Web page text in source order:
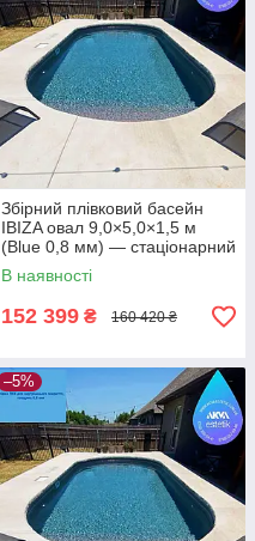
Збірний плівковий басейн
IBIZA овал 9,0×5,0×1,5 м
(Blue 0,8 мм) — стаціонарний
басейн під встановлення в
котлован
В наявності
152 399 ₴ 160 420 ₴
–5%